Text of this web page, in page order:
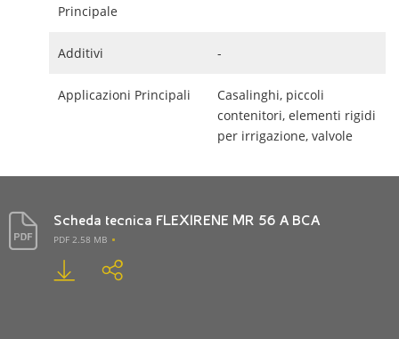
Principale
Additivi -
Applicazioni Principali
Casalinghi, piccoli
contenitori, elementi rigidi
per irrigazione, valvole
Scheda tecnica FLEXIRENE MR 56 A BCA
PDF 2.58 MB